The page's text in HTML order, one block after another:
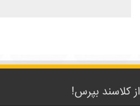
از کلاسند بپرس!